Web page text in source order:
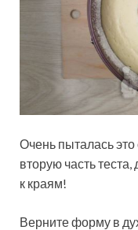
Очень пыталась это
вторую часть
к краям!
Верните форму в